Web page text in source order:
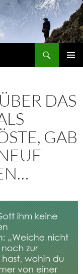
DAS
GAB